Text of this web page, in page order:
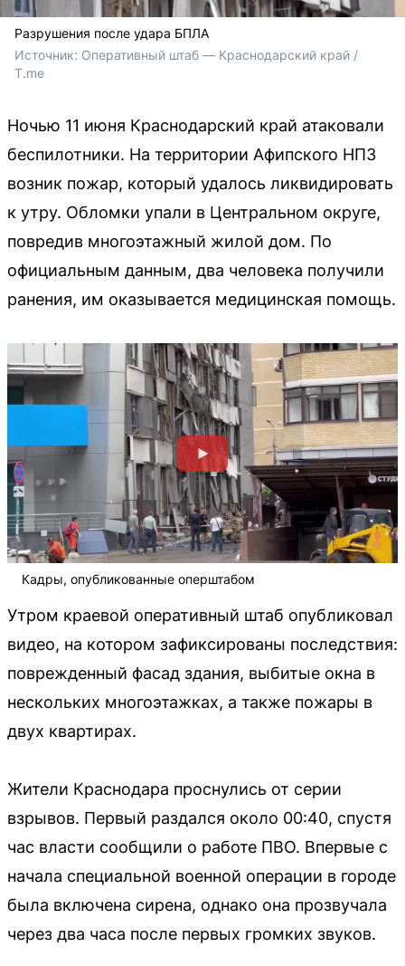
Разрушения после удара БПЛА
Источник: Оперативный штаб — Краснодарский край /
T.me
Ночью 11 июня Краснодарский край атаковали
беспилотники. На территории Афипского НПЗ
возник пожар, который удалось ликвидировать
к утру. Обломки упали в Центральном округе,
повредив многоэтажный жилой дом. По
официальным данным, два человека получили
ранения, им оказывается медицинская помощь.
Кадры, опубликованные оперштабом
Утром краевой оперативный штаб опубликовал
видео, на котором зафиксированы последствия:
поврежденный фасад здания, выбитые окна в
нескольких многоэтажках, а также пожары в
двух квартирах.
Жители Краснодара проснулись от серии
взрывов. Первый раздался около 00:40, спустя
час власти сообщили о работе ПВО. Впервые с
начала специальной военной операции в городе
была включена сирена, однако она прозвучала
через два часа после первых громких звуков.